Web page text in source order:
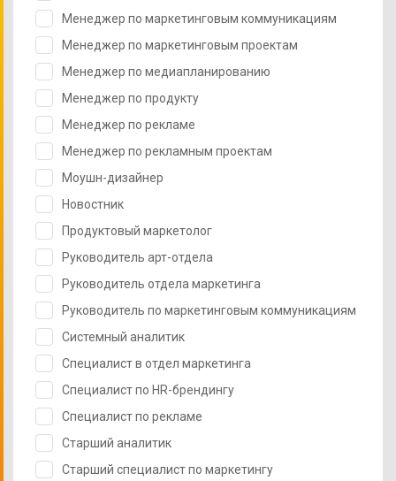
Менеджер по маркетинговым коммуникациям
Менеджер по маркетинговым проектам
Менеджер по медиапланированию
Менеджер по продукту
Менеджер по рекламе
Менеджер по рекламным проектам
Моушн-дизайнер
Новостник
Продуктовый маркетолог
Руководитель арт-отдела
Руководитель отдела маркетинга
Руководитель по маркетинговым коммуникациям
Системный аналитик
Специалист в отдел маркетинга
Специалист по HR-брендингу
Специалист по рекламе
Старший аналитик
Старший специалист по маркетингу